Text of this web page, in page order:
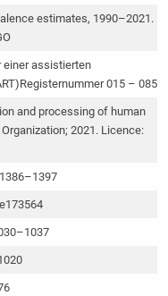
estimates, 1990–2021.
einer assistierten
015 – 085
and processing of human
2021. Licence: